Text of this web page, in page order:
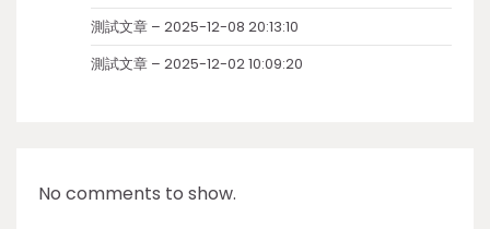
測試文章 – 2025-12-08 20:13:10
測試文章 – 2025-12-02 10:09:20
No comments to show.